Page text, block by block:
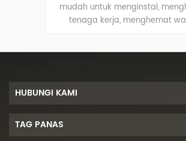
mudah untuk menginstal,
tenaga kerja, menghemat waktu.
HUBUNGI KAMI
TAG PANAS